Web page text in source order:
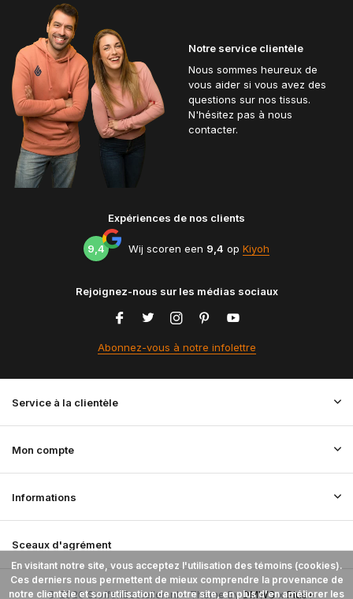
Notre service clientèle
Nous sommes heureux de
vous aider si vous avez des
questions sur nos tissus.
N'hésitez pas à nous
contacter.
Expériences de nos clients
9,4 Wij scoren een 9,4 op Kiyoh
Rejoignez-nous sur les médias sociaux
Abonnez-vous à notre infolettre
Service à la clientèle
Mon compte
Informations
Sceaux d'agrément
© 2026 StoffenBestellen.nl - Theme ByDMWSxPlus+
En visitant notre site, vous acceptez l'utilisation des témoins (cookies).
Ces derniers nous permettent de mieux comprendre la provenance de
notre clientèle et son utilisation de notre site, en plus d'en améliorer les